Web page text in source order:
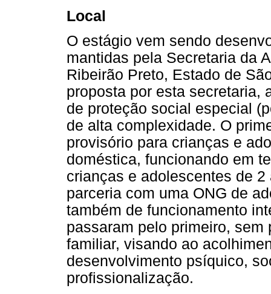
Local
O estágio vem sendo
mantidas pela Secretaria da
Ribeirão Preto, Estado de
proposta por esta secretaria,
de proteção social especial
de alta complexidade. O
provisório para crianças e
doméstica, funcionando em
crianças e adolescentes de
parceria com uma ONG de
também de funcionamento
passaram pelo primeiro,
familiar, visando ao
desenvolvimento psíquico,
profissionalização.